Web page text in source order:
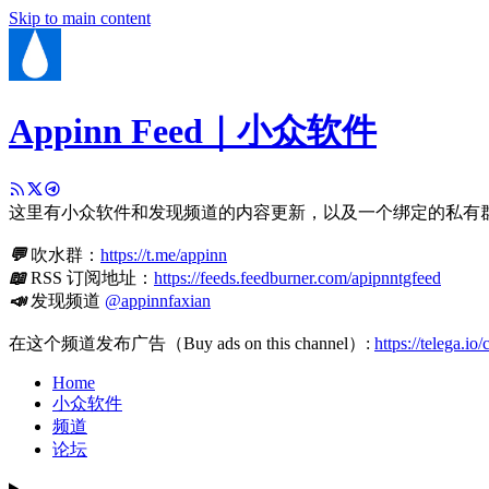
Skip to main content
Appinn Feed｜小众软件
这里有小众软件和发现频道的内容更新，以及一个绑定的私有
💬吹水群： https://t.me/appinn
📖RSS 订阅地址： https://feeds.feedburner.com/apipnntgfeed
📣发现频道 @appinnfaxian
在这个频道发布广告（Buy ads on this channel）: https://telega.io/
Home
小众软件
频道
论坛